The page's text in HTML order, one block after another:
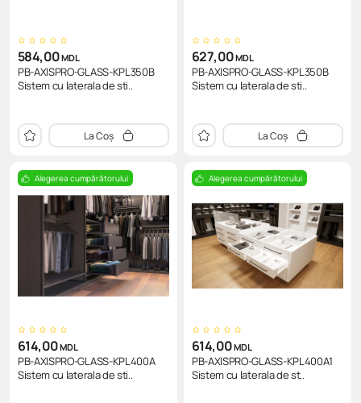
584,00MDL
PB-AXISPRO-GLASS-KPL350B
Sistem cu laterala de sti..
La Coș
627,00MDL
PB-AXISPRO-GLASS-KPL350B
Sistem cu laterala de sti..
La Coș
Alegerea cumpărătorului
614,00MDL
PB-AXISPRO-GLASS-KPL400A
Sistem cu laterala de sti..
Alegerea cumpărătorului
614,00MDL
PB-AXISPRO-GLASS-KPL400A1
Sistem cu laterala de st..